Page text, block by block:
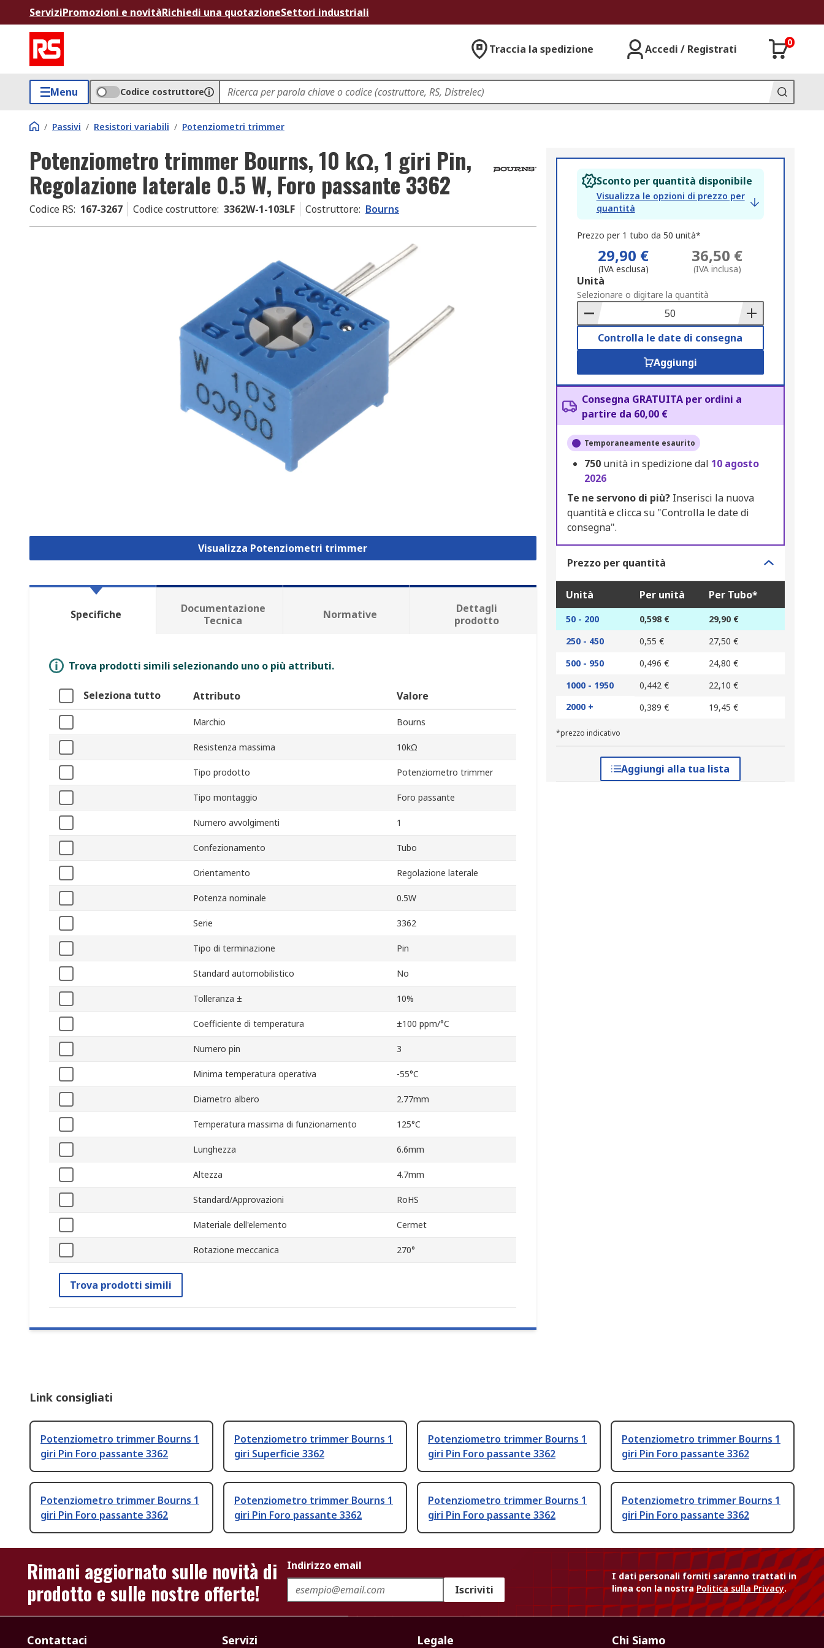
ServiziPromozioni e novitàRichiedi una quotazioneSettori industriali
Traccia la spedizione Accedi / Registrati
0
Menu Codice costruttore
/ Passivi / Resistori variabili / Potenziometri trimmer
Potenziometro trimmer Bourns, 10 kΩ, 1 giri Pin,
Regolazione laterale 0.5 W, Foro passante 3362
Codice RS: 167-3267 Codice costruttore: 3362W-1-103LF Costruttore: Bourns
Visualizza Potenziometri trimmer
Sconto per quantità disponibile
Visualizza le opzioni di prezzo per
quantità
Prezzo per 1 tubo da 50 unità*
29,90 €
(IVA esclusa)
36,50 €
(IVA inclusa)
Add
to
Basket
Unità
Selezionare o digitare la quantità
Controlla le date di consegna
Aggiungi
Consegna GRATUITA per ordini a
partire da 60,00 €
Temporaneamente esaurito
750 unità in spedizione dal 10 agosto
2026
Te ne servono di più?Inserisci la nuova
quantità e clicca su "Controlla le date di
consegna".
Prezzo per quantità
Unità Per unità Per Tubo*
50 - 200 0,598 €
29,90 €
250 - 450
0,55 €
27,50 €
500 - 950
0,496 €
24,80 €
1000 - 1950
0,442 €
22,10 €
2000 +
0,389 € 19,45 €
*prezzo indicativo
Aggiungi alla tua lista
Specifiche
Documentazione
Tecnica
Normative
Dettagli
prodotto
Trova prodotti simili selezionando uno o più attributi.
Seleziona tutto Attributo Valore
Marchio Bourns
Resistenza massima 10kΩ
Tipo prodotto Potenziometro trimmer
Tipo montaggio Foro passante
Numero avvolgimenti 1
Confezionamento Tubo
Orientamento Regolazione laterale
Potenza nominale 0.5W
Serie 3362
Tipo di terminazione Pin
Standard automobilistico No
Tolleranza ± 10%
Coefficiente di temperatura ±100 ppm/°C
Numero pin 3
Minima temperatura operativa -55°C
Diametro albero 2.77mm
Temperatura massima di funzionamento 125°C
Lunghezza 6.6mm
Altezza 4.7mm
Standard/Approvazioni RoHS
Materiale dell'elemento Cermet
Rotazione meccanica 270°
Trova prodotti simili
Link consigliati
Potenziometro trimmer Bourns 1
giri Pin Foro passante 3362
Potenziometro trimmer Bourns 1
giri Superficie 3362
Potenziometro trimmer Bourns 1
giri Pin Foro passante 3362
Potenziometro trimmer Bourns 1
giri Pin Foro passante 3362
Potenziometro trimmer Bourns 1
giri Pin Foro passante 3362
Potenziometro trimmer Bourns 1
giri Pin Foro passante 3362
Potenziometro trimmer Bourns 1
giri Pin Foro passante 3362
Potenziometro trimmer Bourns 1
giri Pin Foro passante 3362
Rimani aggiornato sulle novità di
prodotto e sulle nostre offerte!
Indirizzo email
Iscriviti
I dati personali forniti saranno trattati in
linea con la nostraPolitica sulla Privacy.
Contattaci Servizi Legale Chi Siamo